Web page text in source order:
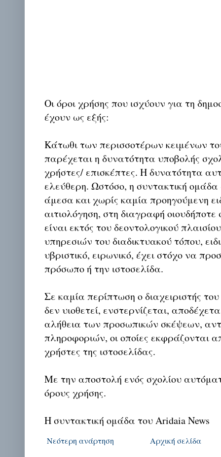
Οι όροι χρήσης που ισχύουν για τη
έχουν ως εξής:
Κάτωθι των περισσοτέρων κειμένων
παρέχεται η δυνατότητα υποβολής
χρήστες/ επισκέπτες. Η δυνατότητα
ελεύθερη. Ωστόσο, η συντακτική
άμεσα και χωρίς καμία προηγούμενη
αιτιολόγηση, στη διαγραφή οιουδήποτε
είναι εκτός του δεοντολογικού
υπηρεσιών του διαδικτυακού τόπου,
υβριστικό, ειρωνικό, έχει στόχο να
πρόσωπο ή την ιστοσελίδα.
Σε καμία περίπτωση ο διαχειριστής
δεν υιοθετεί, ενστερνίζεται,
αλήθεια των προσωπικών σκέψεων,
πληροφοριών, οι οποίες εκφράζονται
χρήστες της ιστοσελίδας.
Με την αποστολή ενός σχολίου
όρους χρήσης.
Η συντακτική ομάδα του Aridaia News
Νεότερη ανάρτηση Αρχική σελίδα